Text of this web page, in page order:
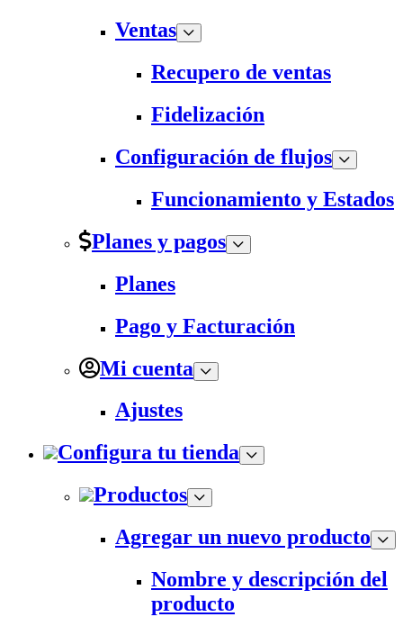
Ventas
Recupero de ventas
Fidelización
Configuración de flujos
Funcionamiento y Estados
Planes y pagos
Planes
Pago y Facturación
Mi cuenta
Ajustes
Configura tu tienda
Productos
Agregar un nuevo producto
Nombre y descripción del
producto